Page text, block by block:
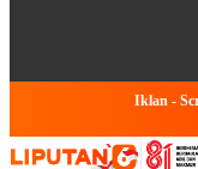
Iklan -